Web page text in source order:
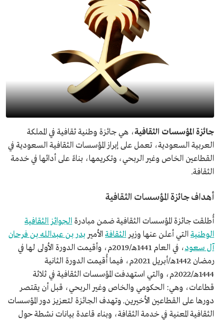
جائزة المؤسسات الثقافية، هي جائزة وطنية ثقافية في المملكة
العربية السعودية، تعمل على إبراز المؤسسات الثقافية السعودية في
القطاعين الخاص وغير الربحي، وتكريمها، بناءً على أدائها في خدمة
الثقافة.
أهداف جائزة المؤسسات الثقافية
أُطلقت جائزة المؤسسات الثقافية ضمن مبادرة الجوائز الثقافية
الوطنية التي أعلن عنها وزير الثقافة الأمير بدر بن عبدالله بن فرحان
آل سعود
، في العام 1441هـ/2019م، وأقيمت الدورة الأولى لها في
رمضان 1442هـ/أبريل 2021م، فيما أُقيمت الدورة الثانية
1444هـ/2022م، والتي استهدفت المؤسسات الثقافية في ثلاثة
قطاعات، وهي: الحكومي والخاص وغير الربحي، قبل أن يقتصر
دورها على القطاعين الأخيرين. وتهدف الجائزة لتعزيز دور المؤسسات
الثقافية المعنية في خدمة الثقافة، وبناء قاعدة بيانات نشطة حول